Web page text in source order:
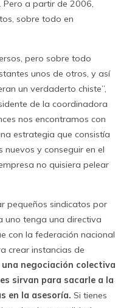
un gran daño a la
desafíe a la huelga,
la plata para pagar la
plantea Díaz.
que la atomización
Multirut y que lo que
para equiparar la relación
es como se mira la
hay un montón de trabas,
Lo primero es
decir con derecho a
Porque si
no reglada, esa
con alguna clase
de CETRA al
una negociación
y la firma te prepara no
para